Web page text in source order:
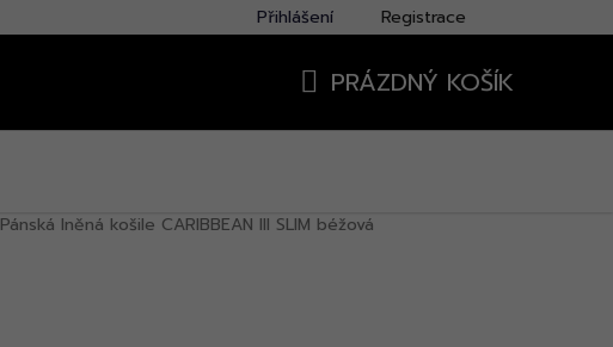
Přihlášení Registrace
PRÁZDNÝ KOŠÍK
Pánská lněná košile CARIBBEAN III SLIM béžová